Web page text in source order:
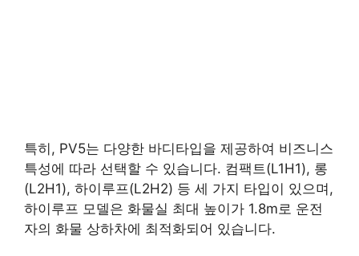
특히, PV5는 다양한 바디타입을 제공하여 비즈니스
특성에 따라 선택할 수 있습니다. 컴팩트(L1H1), 롱
(L2H1), 하이루프(L2H2) 등 세 가지 타입이 있으며,
하이루프 모델은 화물실 최대 높이가 1.8m로 운전
자의 화물 상하차에 최적화되어 있습니다.